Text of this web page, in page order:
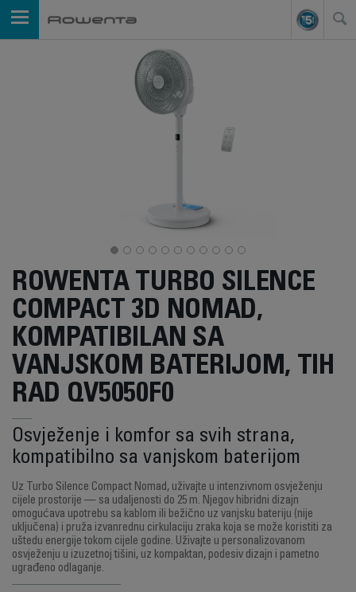
ROWENTA TURBO SILENCE
COMPACT 3D NOMAD,
KOMPATIBILAN SA
VANJSKOM BATERIJOM, TIH
RAD QV5050F0
Osvježenje i komfor sa svih strana,
kompatibilno sa vanjskom baterijom
Uz Turbo Silence Compact Nomad, uživajte u intenzivnom osvježenju
cijele prostorije — sa udaljenosti do 25 m. Njegov hibridni dizajn
omogućava upotrebu sa kablom ili bežično uz vanjsku bateriju (nije
uključena) i pruža izvanrednu cirkulaciju zraka koja se može koristiti za
uštedu energije tokom cijele godine. Uživajte u personalizovanom
osvježenju u izuzetnoj tišini, uz kompaktan, podesiv dizajn i pametno
ugrađeno odlaganje.